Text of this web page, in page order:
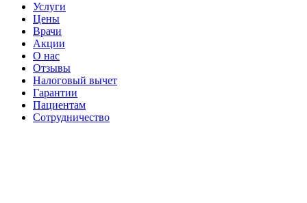
Услуги
Цены
Врачи
Акции
О нас
Отзывы
Налоговый вычет
Гарантии
Пациентам
Сотрудничество